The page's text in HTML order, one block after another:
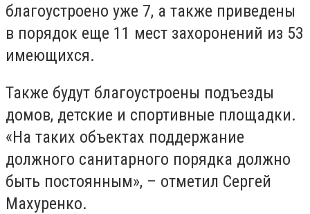
благоустроено уже 7, а также приведены
в порядок еще 11 мест захоронений из 53
имеющихся.
Также будут благоустроены подъезды
домов, детские и спортивные площадки.
«На таких объектах поддержание
должного санитарного порядка должно
быть постоянным», – отметил Сергей
Махуренко.